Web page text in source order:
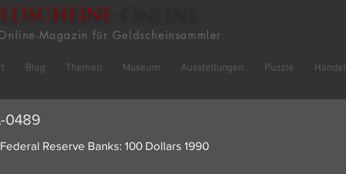
Magazin für Geldscheinsammler
Blog Themen Museum Ausstellungen Puzzle Handel
0489
Reserve Banks: 100 Dollars 1990